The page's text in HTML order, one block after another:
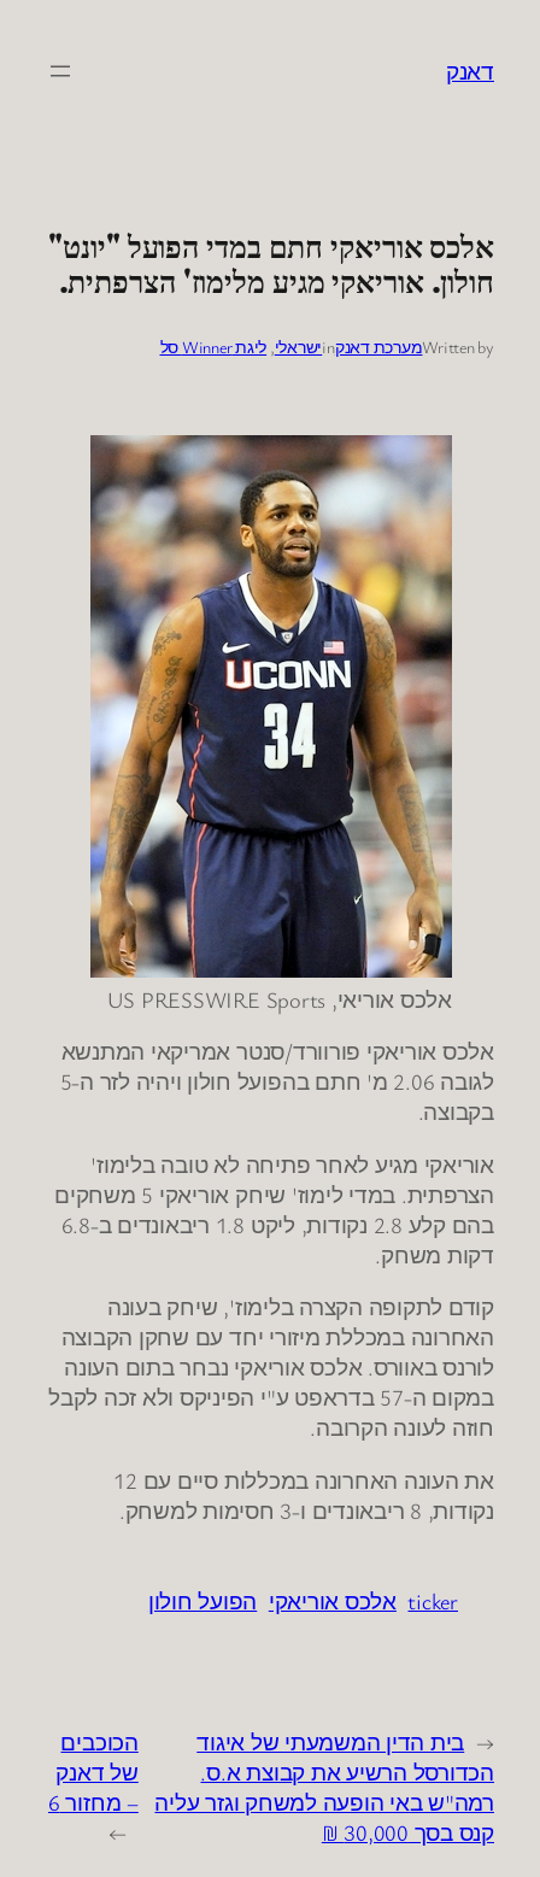
דאנק
אלכס אוריאקי חתם במדי הפועל "יונט"
חולון. אוריאקי מגיע מלימוז' הצרפתית.
Written byמערכת דאנקinישראלי, ליגת Winner סל
אלכס אוריאי, US PRESSWIRE Sports
אלכס אוריאקי פורוורד/סנטר אמריקאי המתנשא
לגובה 2.06 מ' חתם בהפועל חולון ויהיה לזר ה-5
בקבוצה.
אוריאקי מגיע לאחר פתיחה לא טובה בלימוז'
הצרפתית. במדי לימוז' שיחק אוריאקי 5 משחקים
בהם קלע 2.8 נקודות, ליקט 1.8 ריבאונדים ב-6.8
דקות משחק.
קודם לתקופה הקצרה בלימוז', שיחק בעונה
האחרונה במכללת מיזורי יחד עם שחקן הקבוצה
לורנס באוורס. אלכס אוריאקי נבחר בתום העונה
במקום ה-57 בדראפט ע"י הפיניקס ולא זכה לקבל
חוזה לעונה הקרובה.
את העונה האחרונה במכללות סיים עם 12
נקודות, 8 ריבאונדים ו-3 חסימות למשחק.
ticker אלכס אוריאקי הפועל חולון
← בית הדין המשמעתי של איגוד
הכדורסל הרשיע את קבוצת א.ס.
רמה"ש באי הופעה למשחק וגזר עליה
קנס בסך 30,000 ₪
הכוכבים
של דאנק
– מחזור 6
→